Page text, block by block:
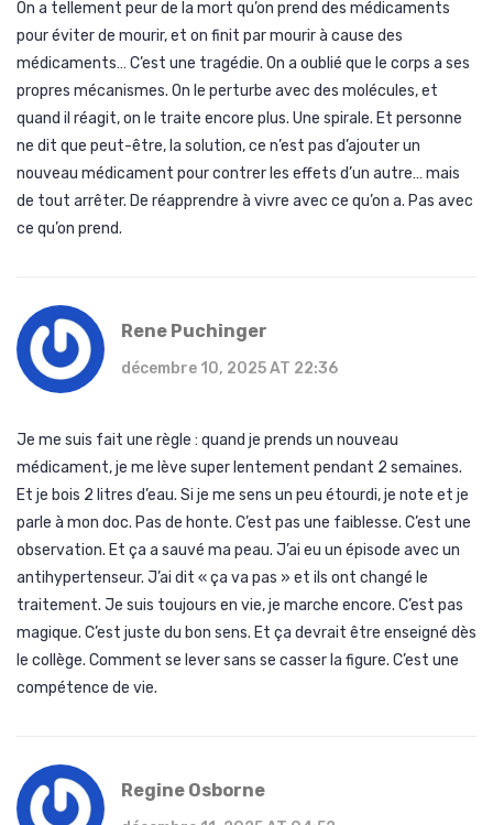
On a tellement peur de la mort qu’on prend des médicaments
pour éviter de mourir, et on finit par mourir à cause des
médicaments… C’est une tragédie. On a oublié que le corps a ses
propres mécanismes. On le perturbe avec des molécules, et
quand il réagit, on le traite encore plus. Une spirale. Et personne
ne dit que peut-être, la solution, ce n’est pas d’ajouter un
nouveau médicament pour contrer les effets d’un autre… mais
de tout arrêter. De réapprendre à vivre avec ce qu’on a. Pas avec
ce qu’on prend.
Rene Puchinger
décembre 10, 2025 AT 22:36
Je me suis fait une règle : quand je prends un nouveau
médicament, je me lève super lentement pendant 2 semaines.
Et je bois 2 litres d’eau. Si je me sens un peu étourdi, je note et je
parle à mon doc. Pas de honte. C’est pas une faiblesse. C’est une
observation. Et ça a sauvé ma peau. J’ai eu un épisode avec un
antihypertenseur. J’ai dit « ça va pas » et ils ont changé le
traitement. Je suis toujours en vie, je marche encore. C’est pas
magique. C’est juste du bon sens. Et ça devrait être enseigné dès
le collège. Comment se lever sans se casser la figure. C’est une
compétence de vie.
Regine Osborne